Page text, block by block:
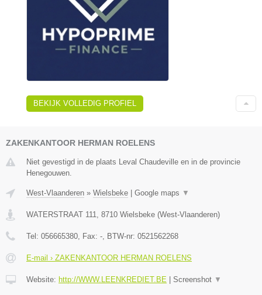
BEKIJK VOLLEDIG PROFIEL
ZAKENKANTOOR HERMAN ROELENS
Niet gevestigd in de plaats Leval Chaudeville en in de provincie
Henegouwen.
West-Vlaanderen » Wielsbeke Google maps ▼
WATERSTRAAT 111 8710 Wielsbeke (West-Vlaanderen)
Tel: 056665380 , Fax: - , BTW-nr: 0521562268
E-mail › ZAKENKANTOOR HERMAN ROELENS
Website: http://WWW.LEENKREDIET.BE Screenshot ▼